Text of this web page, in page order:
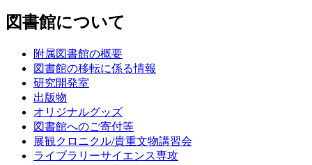
図書館について
附属図書館の概要
図書館の移転に係る情報
研究開発室
出版物
オリジナルグッズ
図書館へのご寄付等
展観クロニクル/貴重文物講習会
ライブラリーサイエンス専攻